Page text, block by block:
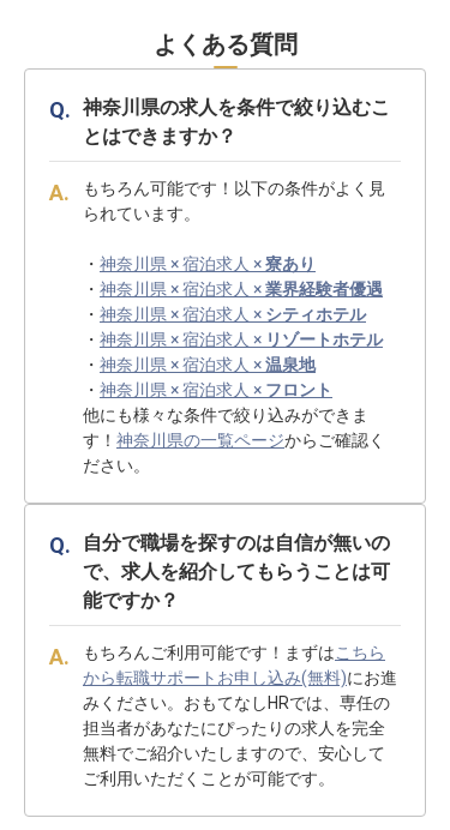
よくある質問
神奈川県の求人を条件で絞り込むこ
とはできますか？
もちろん可能です！以下の条件がよく見
られています。
・ 神奈川県 × 宿泊求人 ×寮あり
・ 神奈川県 × 宿泊求人 ×業界経験者優遇
・ 神奈川県 × 宿泊求人 × シティホテル
・ 神奈川県 × 宿泊求人 × リゾートホテル
・ 神奈川県 × 宿泊求人 ×温泉地
・ 神奈川県 × 宿泊求人 × フロント
他にも様々な条件で絞り込みができま
す！ 神奈川県の一覧ページからご確認く
ださい。
自分で職場を探すのは自信が無いの
で、求人を紹介してもらうことは可
能ですか？
もちろんご利用可能です！まずはこちら
から転職サポートお申し込み(無料)にお進
みください。おもてなしHRでは、専任の
担当者があなたにぴったりの求人を完全
無料でご紹介いたしますので、安心して
ご利用いただくことが可能です。